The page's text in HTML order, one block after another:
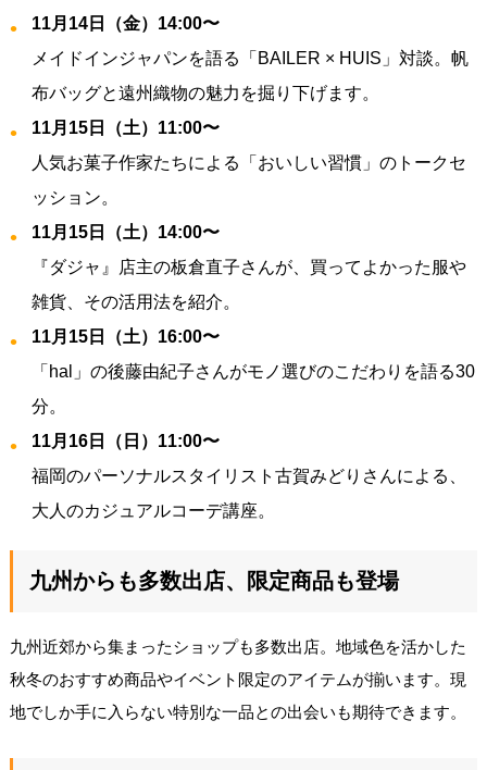
11月14日（金）14:00〜
メイドインジャパンを語る「BAILER × HUIS」対談。帆
布バッグと遠州織物の魅力を掘り下げます。
11月15日（土）11:00〜
人気お菓子作家たちによる「おいしい習慣」のトークセ
ッション。
11月15日（土）14:00〜
『ダジャ』店主の板倉直子さんが、買ってよかった服や
雑貨、その活用法を紹介。
11月15日（土）16:00〜
「hal」の後藤由紀子さんがモノ選びのこだわりを語る30
分。
11月16日（日）11:00〜
福岡のパーソナルスタイリスト古賀みどりさんによる、
大人のカジュアルコーデ講座。
九州からも多数出店、限定商品も登場
九州近郊から集まったショップも多数出店。地域色を活かした
秋冬のおすすめ商品やイベント限定のアイテムが揃います。現
地でしか手に入らない特別な一品との出会いも期待できます。